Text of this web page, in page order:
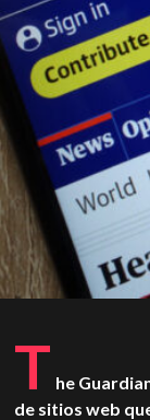
T he
de sitios web